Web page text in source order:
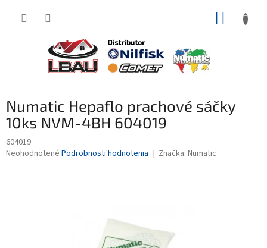
Numatic Hepaflo prachové sáčky
10ks NVM-4BH 604019
604019
Priemerné
Neohodnotené Podrobnosti hodnotenia Značka: Numatic